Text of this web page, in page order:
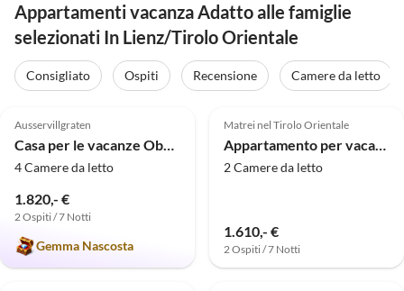
Appartamenti vacanza Adatto alle famiglie
selezionati In Lienz/Tirolo Orientale
Consigliato Ospiti Recensione Camere da letto
Annuncio in
Alto
Ausservillgraten
Casa per le vacanze Oberschupferhof
4 Camere da letto
1.820,- €
2 Ospiti / 7 Notti
Gemma Nascosta
Matrei nel Tirolo Orientale
Appartamento per vacanze Freiraum
2 Camere da letto
1.610,- €
2 Ospiti / 7 Notti
5.0 (8)
Alto
5.0 (4)